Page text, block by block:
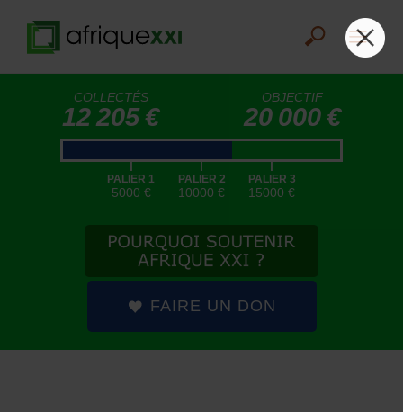
COLLECTÉS
12 205 €
OBJECTIF
20 000 €
|
PALIER 1
5000 €
|
PALIER 2
10000 €
|
PALIER 3
15000 €
FAIRE UN DON